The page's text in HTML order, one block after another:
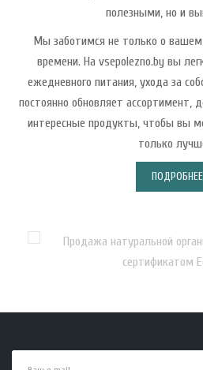
полезными, но и
Мы заботимся не только о
времени. На vsepolezno.by вы
ежедневного питания, ухода за
постоянно обновляет ассортимент,
интересные продукты, чтобы вы
только
ПОДРОБНЕЕ